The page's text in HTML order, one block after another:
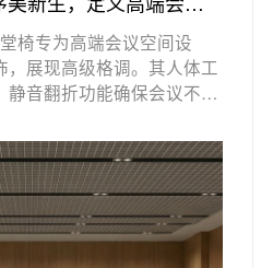
椅专为高端会议空间设
展现高级格调。其人体工
静音翻折功能确保会议不受
会议体验，使座椅成为空间
想搭档。